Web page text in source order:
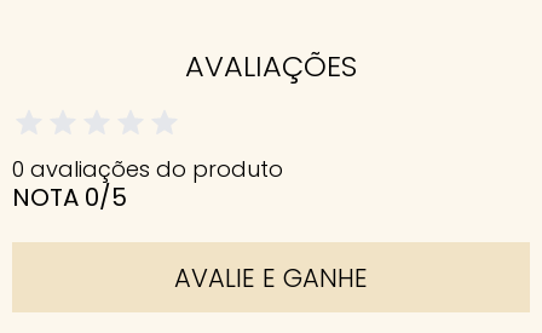
AVALIAÇÕES
0 avaliações do produto
NOTA 0/5
AVALIE E GANHE